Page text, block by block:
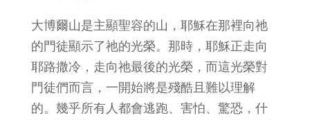
大博爾山是主顯聖容的山，耶穌在那裡向祂
的門徒顯示了祂的光榮。那時，耶穌正走向
耶路撒冷，走向祂最後的光榮，而這光榮對
門徒們而言，一開始將是殘酷且難以理解
的。幾乎所有人都會逃跑、害怕、驚恐，什